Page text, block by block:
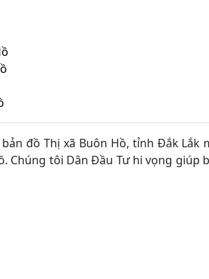
đồ Thị xã Buôn Hồ, tỉnh Đắk Lắk
Chúng tôi Dân Đầu Tư hi vọng giúp